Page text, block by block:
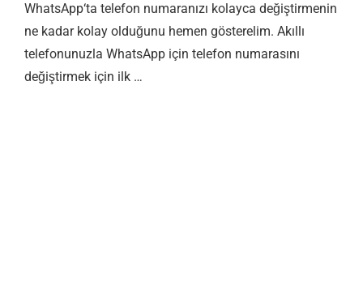
WhatsApp‘ta telefon numaranızı kolayca değiştirmenin
ne kadar kolay olduğunu hemen gösterelim. Akıllı
telefonunuzla WhatsApp için telefon numarasını
değiştirmek için ilk …